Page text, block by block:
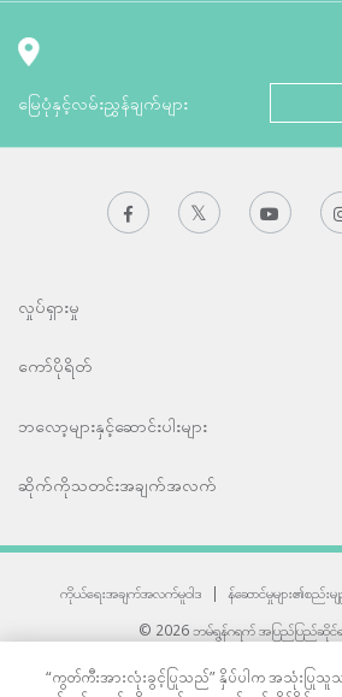
မြေပုံနှင့်လမ်းညွှန်ချက်များ
လှုပ်ရှားမှု
ကော်ပိုရိတ်
ဘလော့များနှင့်ဆောင်းပါးများ
ဆိုက်ကိုသတင်းအချက်အလက်
ကိုယ်ရေးအချက်အလက်မူဝါဒ | န်ဆောင်မှုများ၏စည်းမျဉ်
© 2026 ဘမ်ရွန်ဂရက် အပြည်ပြည်ဆိုင်ရ
“ကွတ်ကီးအားလုံးခွင့်ပြုသည်” နှိပ်ပါက အသုံးပ